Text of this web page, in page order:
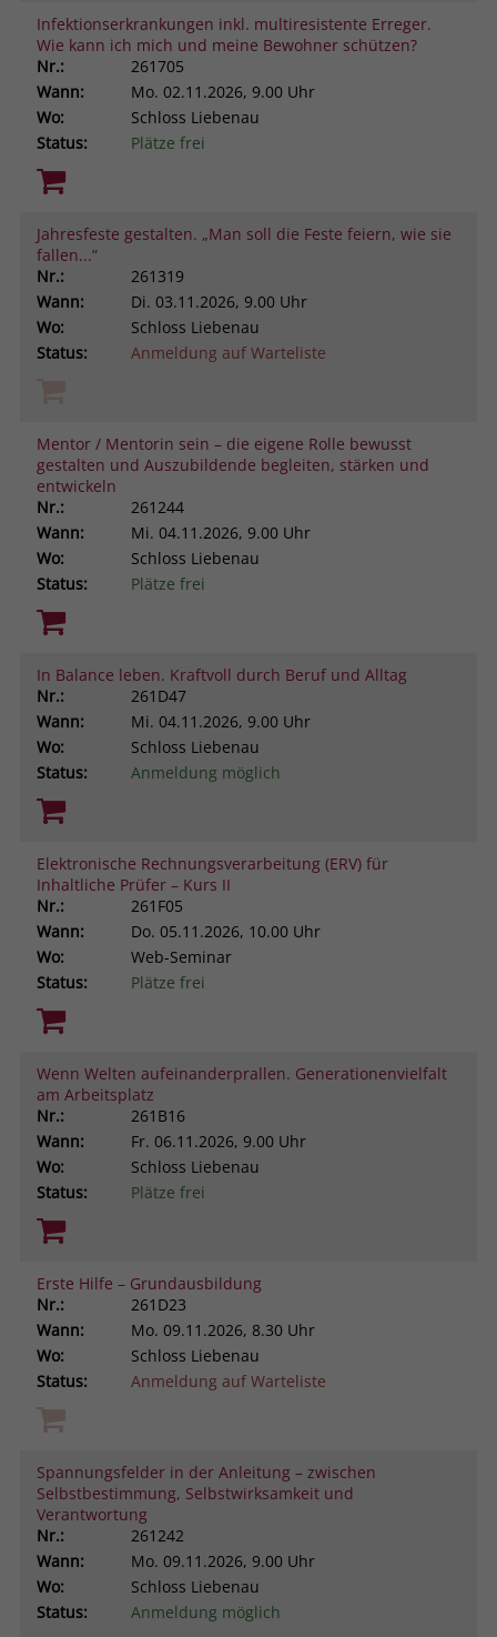
Infektionserkrankungen inkl. multiresistente Erreger.
Wie kann ich mich und meine Bewohner schützen?
Nr.:
261705
Wann:
Mo. 02.11.2026, 9.00 Uhr
Wo:
Schloss Liebenau
Status:
Plätze frei
Jahresfeste gestalten. „Man soll die Feste feiern, wie sie
fallen...“
Nr.:
261319
Wann:
Di. 03.11.2026, 9.00 Uhr
Wo:
Schloss Liebenau
Status:
Anmeldung auf Warteliste
Mentor / Mentorin sein – die eigene Rolle bewusst
gestalten und Auszubildende begleiten, stärken und
entwickeln
Nr.:
261244
Wann:
Mi. 04.11.2026, 9.00 Uhr
Wo:
Schloss Liebenau
Status:
Plätze frei
In Balance leben. Kraftvoll durch Beruf und Alltag
Nr.:
261D47
Wann:
Mi. 04.11.2026, 9.00 Uhr
Wo:
Schloss Liebenau
Status:
Anmeldung möglich
Elektronische Rechnungsverarbeitung (ERV) für
Inhaltliche Prüfer – Kurs II
Nr.:
261F05
Wann:
Do. 05.11.2026, 10.00 Uhr
Wo:
Web-Seminar
Status:
Plätze frei
Wenn Welten aufeinanderprallen. Generationenvielfalt
am Arbeitsplatz
Nr.:
261B16
Wann:
Fr. 06.11.2026, 9.00 Uhr
Wo:
Schloss Liebenau
Status:
Plätze frei
Erste Hilfe – Grundausbildung
Nr.:
261D23
Wann:
Mo. 09.11.2026, 8.30 Uhr
Wo:
Schloss Liebenau
Status:
Anmeldung auf Warteliste
Spannungsfelder in der Anleitung – zwischen
Selbstbestimmung, Selbstwirksamkeit und
Verantwortung
Nr.:
261242
Wann:
Mo. 09.11.2026, 9.00 Uhr
Wo:
Schloss Liebenau
Status:
Anmeldung möglich